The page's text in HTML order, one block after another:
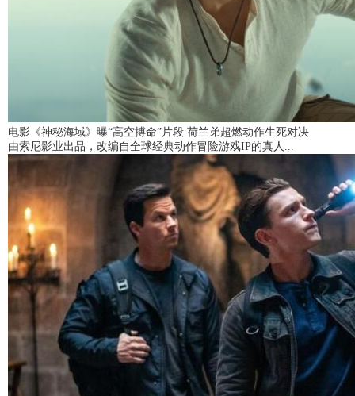
电影《神秘海域》曝“高空搏命”片段 荷兰弟超燃动作生死对决
由索尼影业出品，改编自全球经典动作冒险游戏IP的真人...